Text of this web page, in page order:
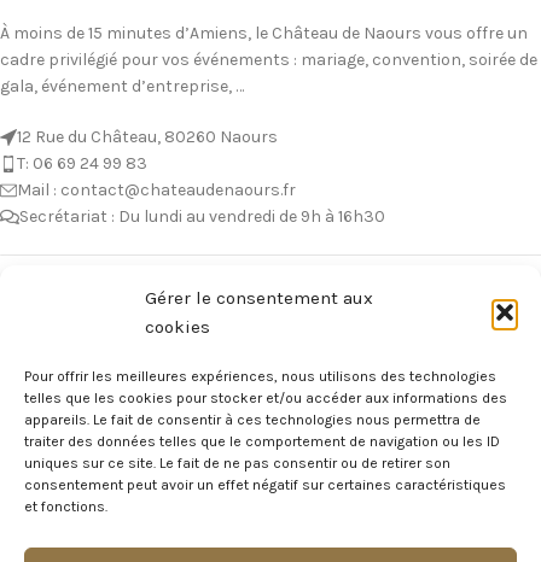
Gérer le consentement aux
cookies
Pour offrir les meilleures expériences, nous utilisons des technologies
telles que les cookies pour stocker et/ou accéder aux informations des
appareils. Le fait de consentir à ces technologies nous permettra de
traiter des données telles que le comportement de navigation ou les ID
uniques sur ce site. Le fait de ne pas consentir ou de retirer son
consentement peut avoir un effet négatif sur certaines caractéristiques
et fonctions.
À moins de 15 minutes d’Amiens, le Château de Naours vous offre un
cadre privilégié pour vos événements : mariage, convention, soirée de
gala, événement d’entreprise, …
12 Rue du Château, 80260 Naours
T: 06 69 24 99 83
Mail : contact@chateaudenaours.fr
Secrétariat : Du lundi au vendredi de 9h à 16h30
Avant de nous écrire, n’hésitez pas à consulter notre FAQ, celle-ci est
réponse à votre question !
Voir notre foire aux questions >
NOTRE ÉCOSYSTEME